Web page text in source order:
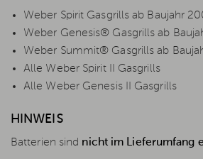
Weber Spirit Gasgrills ab Baujahr
Weber Genesis® Gasgrills ab
Weber Summit® Gasgrills ab
Alle Weber Spirit II Gasgrills
Alle Weber Genesis II Gasgrills
HINWEIS
Batterien sind nicht im Lieferumfang